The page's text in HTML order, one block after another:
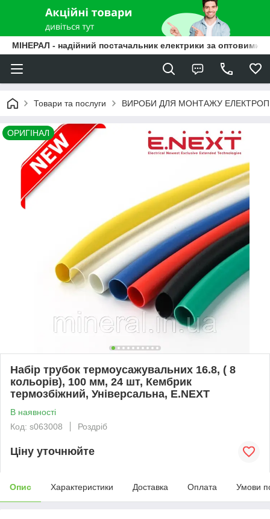
МІНЕРАЛ - надійний постачальник електрики за оптовими
Товари та послуги ВИРОБИ ДЛЯ МОНТАЖУ
ОРИГІНАЛ
Набір трубок термоусажувальних 16.8, ( 8
кольорів), 100 мм, 24 шт, Кембрик
термозбіжний, Універсальна, E.NEXT
В наявності
Код: s063008
Роздріб
Ціну уточнюйте
Опис Характеристики Доставка Оплата Умови